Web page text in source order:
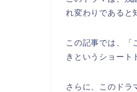
れ変わりであると
この記事では、「
き というショート
さらに、このドラ